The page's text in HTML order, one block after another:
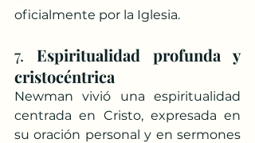
oficialmente por la Iglesia.
7. Espiritualidad profunda y
cristocéntrica
Newman vivió una espiritualidad
centrada en Cristo, expresada en
su oración personal y en sermones